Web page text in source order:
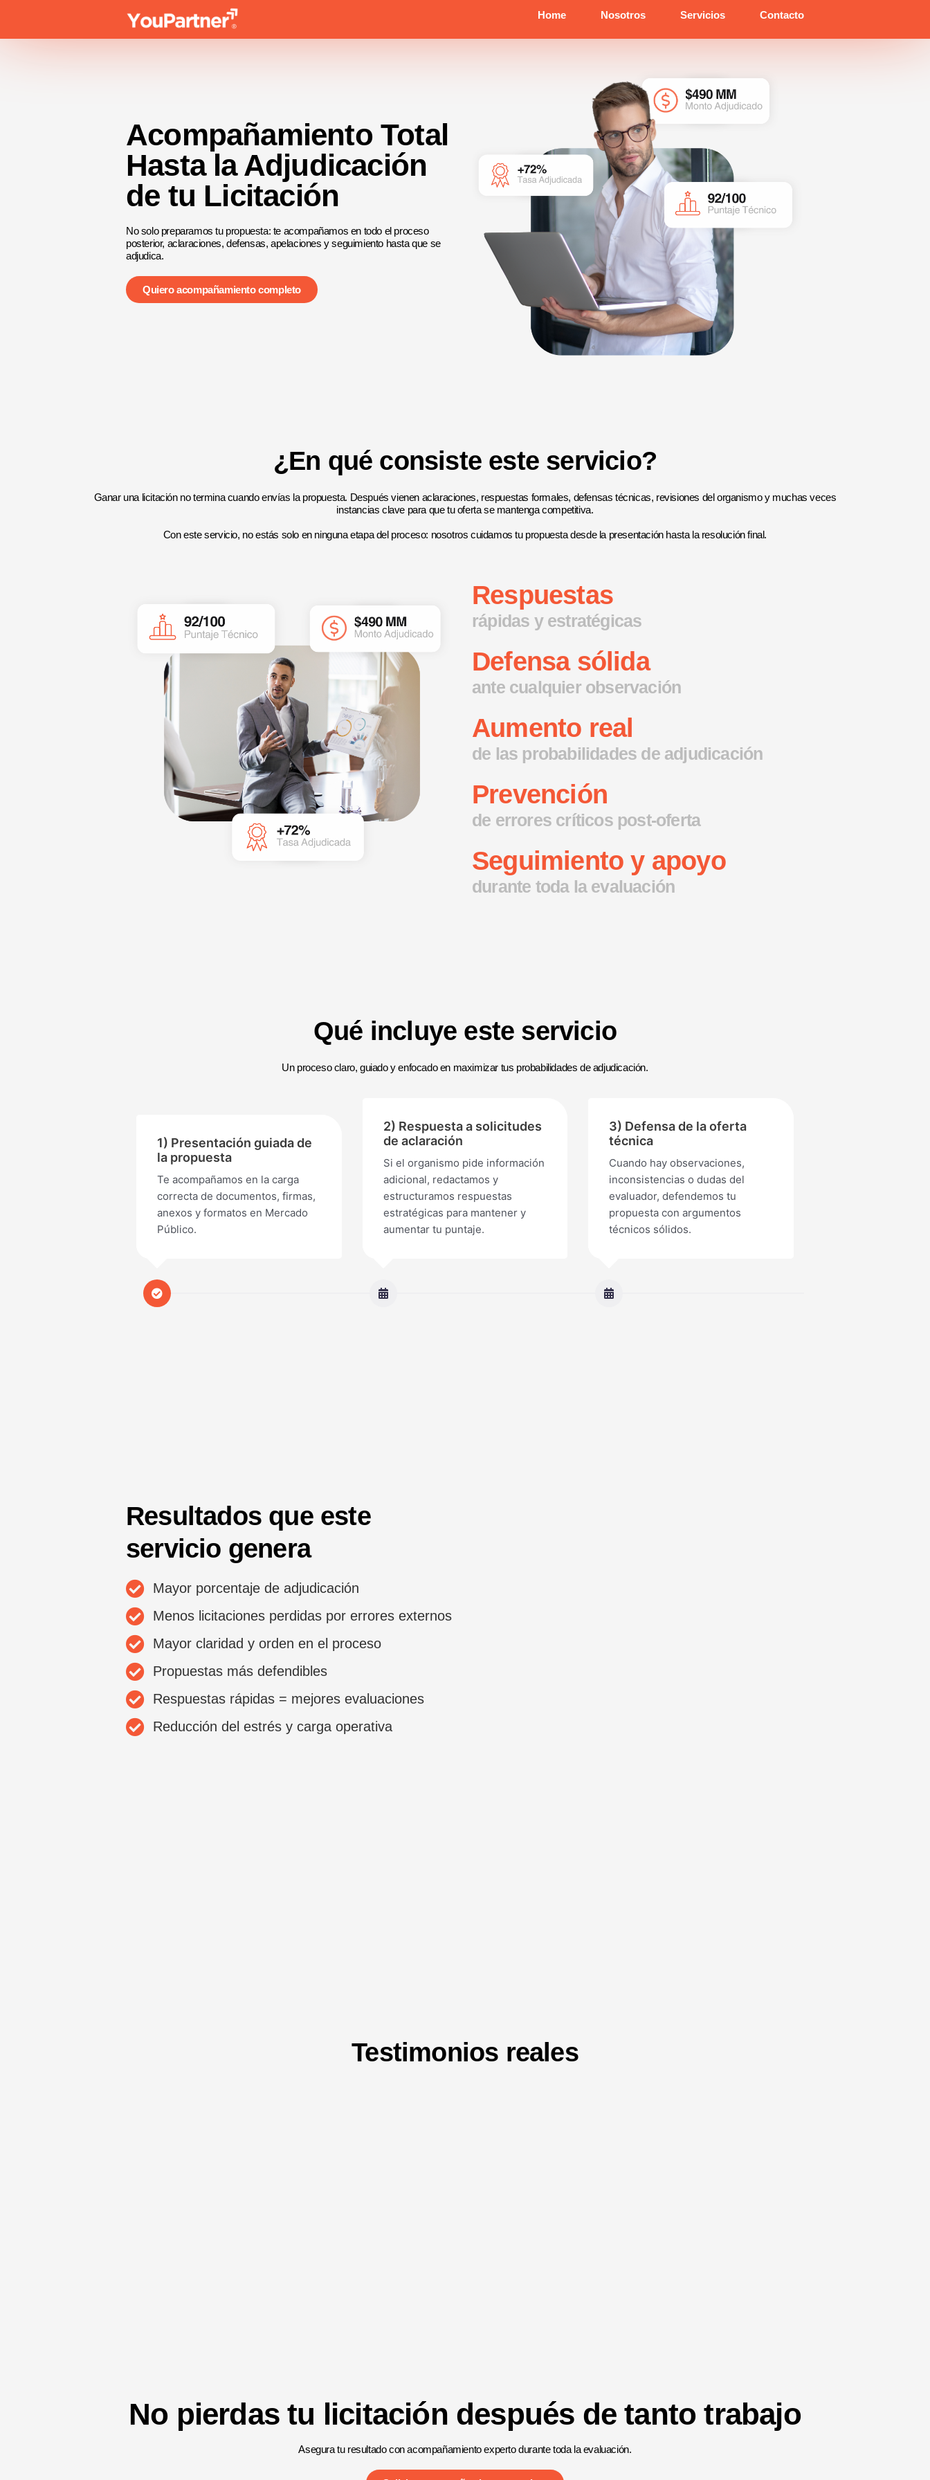
Home Nosotros Servicios Contacto
Acompañamiento Total
Hasta la Adjudicación
de tu Licitación
No solo preparamos tu propuesta: te acompañamos en todo el proceso
posterior, aclaraciones, defensas, apelaciones y seguimiento hasta que se
adjudica.
Quiero acompañamiento completo
¿En qué consiste este servicio?
Ganar una licitación no termina cuando envías la propuesta. Después vienen aclaraciones, respuestas formales, defensas técnicas, revisiones del organismo y muchas veces
instancias clave para que tu oferta se mantenga competitiva.
Con este servicio, no estás solo en ninguna etapa del proceso: nosotros cuidamos tu propuesta desde la presentación hasta la resolución final.
Respuestas
rápidas y estratégicas
Defensa sólida
ante cualquier observación
Aumento real
de las probabilidades de adjudicación
Prevención
de errores críticos post-oferta
Seguimiento y apoyo
durante toda la evaluación
Qué incluye este servicio
Un proceso claro, guiado y enfocado en maximizar tus probabilidades de adjudicación.
1) Presentación guiada de
la propuesta
Te acompañamos en la carga
correcta de documentos, firmas,
anexos y formatos en Mercado
Público.
2) Respuesta a solicitudes
de aclaración
Si el organismo pide información
adicional, redactamos y
estructuramos respuestas
estratégicas para mantener y
aumentar tu puntaje.
3) Defensa de la oferta
técnica
Cuando hay observaciones,
inconsistencias o dudas del
evaluador, defendemos tu
propuesta con argumentos
técnicos sólidos.
Resultados que este
servicio genera
Mayor porcentaje de adjudicación
Menos licitaciones perdidas por errores externos
Mayor claridad y orden en el proceso
Propuestas más defendibles
Respuestas rápidas = mejores evaluaciones
Reducción del estrés y carga operativa
Testimonios reales
No pierdas tu licitación después de tanto trabajo
Asegura tu resultado con acompañamiento experto durante toda la evaluación.